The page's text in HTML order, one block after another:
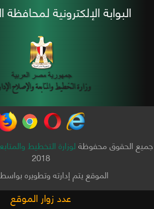
البوابة الإلكترونية لمحافظة
جميع الحقوق محفوظةلوزارة التخطيط
2018
الموقع يتم إدارته وتطويره
عدد زوار الموقع